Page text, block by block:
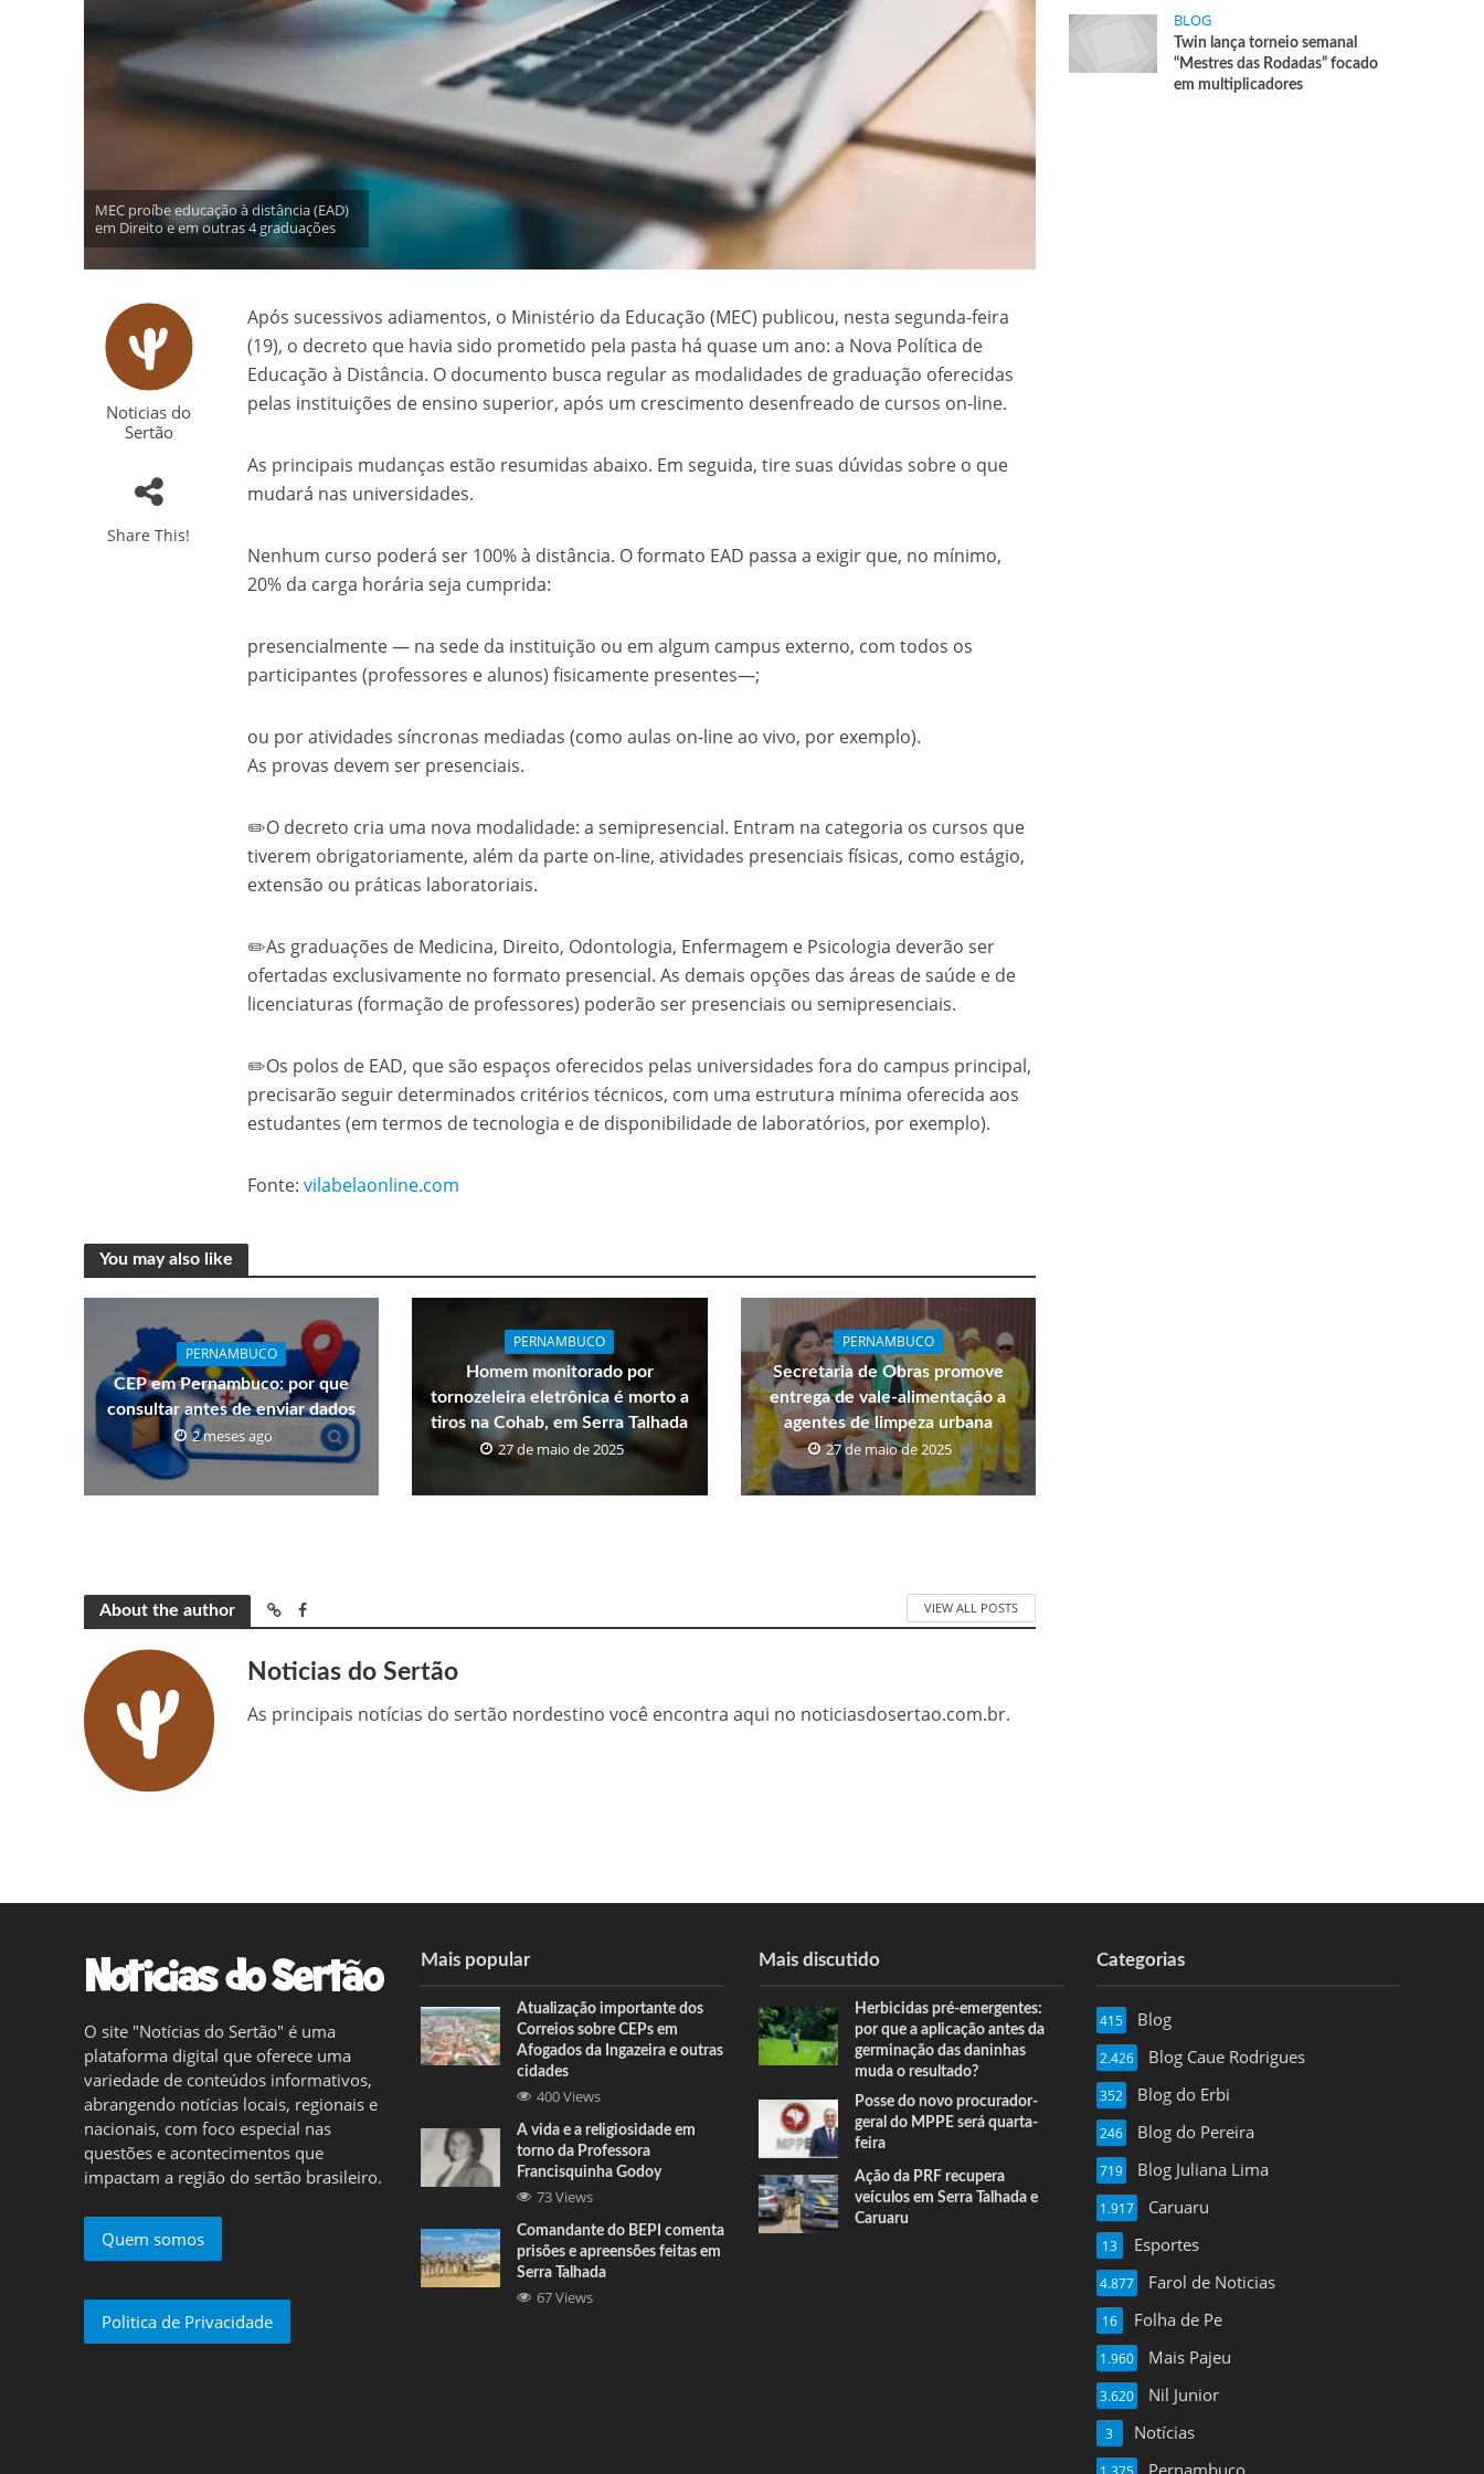
MEC proíbe educação à distância (EAD)
em Direito e em outras 4 graduações
Noticias do
Sertão
Share This!
Após sucessivos adiamentos, o Ministério da Educação (MEC) publicou, nesta segunda-feira
(19), o decreto que havia sido prometido pela pasta há quase um ano: a Nova Política de
Educação à Distância. O documento busca regular as modalidades de graduação oferecidas
pelas instituições de ensino superior, após um crescimento desenfreado de cursos on-line.
As principais mudanças estão resumidas abaixo. Em seguida, tire suas dúvidas sobre o que
mudará nas universidades.
Nenhum curso poderá ser 100% à distância. O formato EAD passa a exigir que, no mínimo,
20% da carga horária seja cumprida:
presencialmente — na sede da instituição ou em algum campus externo, com todos os
participantes (professores e alunos) fisicamente presentes—;
ou por atividades síncronas mediadas (como aulas on-line ao vivo, por exemplo).
As provas devem ser presenciais.
✏️O decreto cria uma nova modalidade: a semipresencial. Entram na categoria os cursos que
tiverem obrigatoriamente, além da parte on-line, atividades presenciais físicas, como estágio,
extensão ou práticas laboratoriais.
✏️As graduações de Medicina, Direito, Odontologia, Enfermagem e Psicologia deverão ser
ofertadas exclusivamente no formato presencial. As demais opções das áreas de saúde e de
licenciaturas (formação de professores) poderão ser presenciais ou semipresenciais.
✏️Os polos de EAD, que são espaços oferecidos pelas universidades fora do campus principal,
precisarão seguir determinados critérios técnicos, com uma estrutura mínima oferecida aos
estudantes (em termos de tecnologia e de disponibilidade de laboratórios, por exemplo).
Fonte:vilabelaonline.com
You may also like
PERNAMBUCO
CEP em Pernambuco: por que
consultar antes de enviar dados
2 meses ago
PERNAMBUCO
Homem monitorado por
tornozeleira eletrônica é morto a
tiros na Cohab, em Serra Talhada
27 de maio de 2025
PERNAMBUCO
Secretaria de Obras promove
entrega de vale-alimentação a
agentes de limpeza urbana
27 de maio de 2025
About the author VIEW ALL POSTS
Noticias do Sertão
As principais notícias do sertão nordestino você encontra aqui no noticiasdosertao.com.br.
BLOG
Twin lança torneio semanal
“Mestres das Rodadas” focado
em multiplicadores
O site "Notícias do Sertão" é uma
plataforma digital que oferece uma
variedade de conteúdos informativos,
abrangendo notícias locais, regionais e
nacionais, com foco especial nas
questões e acontecimentos que
impactam a região do sertão brasileiro.
Quem somos
Politica de Privacidade
Mais popular
Atualização importante dos
Correios sobre CEPs em
Afogados da Ingazeira e outras
cidades
400 Views
A vida e a religiosidade em
torno da Professora
Francisquinha Godoy
73 Views
Comandante do BEPI comenta
prisões e apreensões feitas em
Serra Talhada
67 Views
Mais discutido
Herbicidas pré-emergentes:
por que a aplicação antes da
germinação das daninhas
muda o resultado?
Posse do novo procurador-
geral do MPPE será quarta-
feira
Ação da PRF recupera
veículos em Serra Talhada e
Caruaru
Categorias
Blog
415
Blog Caue Rodrigues
2.426
Blog do Erbi
352
Blog do Pereira
246
Blog Juliana Lima
719
Caruaru
1.917
Esportes
13
Farol de Noticias
4.877
Folha de Pe
16
Mais Pajeu
1.960
Nil Junior
3.620
Notícias
3
Pernambuco